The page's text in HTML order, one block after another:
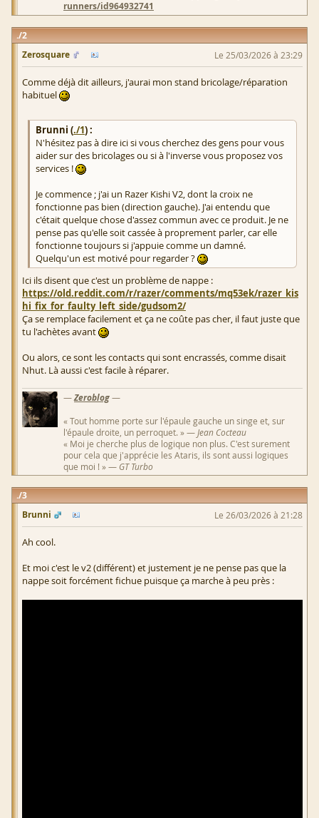
runners/id964932741
2
Zerosquare
Le 25/03/2026 à 23:29
Comme déjà dit ailleurs, j'aurai mon stand bricolage/réparation
habituel
Brunni (./1) :
N'hésitez pas à dire ici si vous cherchez des gens pour vous
aider sur des bricolages ou si à l'inverse vous proposez vos
services !
Je commence ; j'ai un Razer Kishi V2, dont la croix ne
fonctionne pas bien (direction gauche). J'ai entendu que
c'était quelque chose d'assez commun avec ce produit. Je ne
pense pas qu'elle soit cassée à proprement parler, car elle
fonctionne toujours si j'appuie comme un damné.
Quelqu'un est motivé pour regarder ?
Ici ils disent que c'est un problème de nappe :
https://old.reddit.com/r/razer/comments/mq53ek/razer_kis
hi_fix_for_faulty_left_side/gudsom2/
Ça se remplace facilement et ça ne coûte pas cher, il faut juste que
tu l'achètes avant
Ou alors, ce sont les contacts qui sont encrassés, comme disait
Nhut. Là aussi c'est facile à réparer.
—Zeroblog—
« Tout homme porte sur l'épaule gauche un singe et, sur
l'épaule droite, un perroquet. » — Jean Cocteau
« Moi je cherche plus de logique non plus. C'est surement
pour cela que j'apprécie les Ataris, ils sont aussi logiques
que moi ! » — GT Turbo
3
Brunni
Le 26/03/2026 à 21:28
Ah cool.
Et moi c'est le v2 (différent) et justement je ne pense pas que la
nappe soit forcément fichue puisque ça marche à peu près :